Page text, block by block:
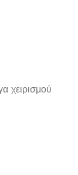
χειρισμού